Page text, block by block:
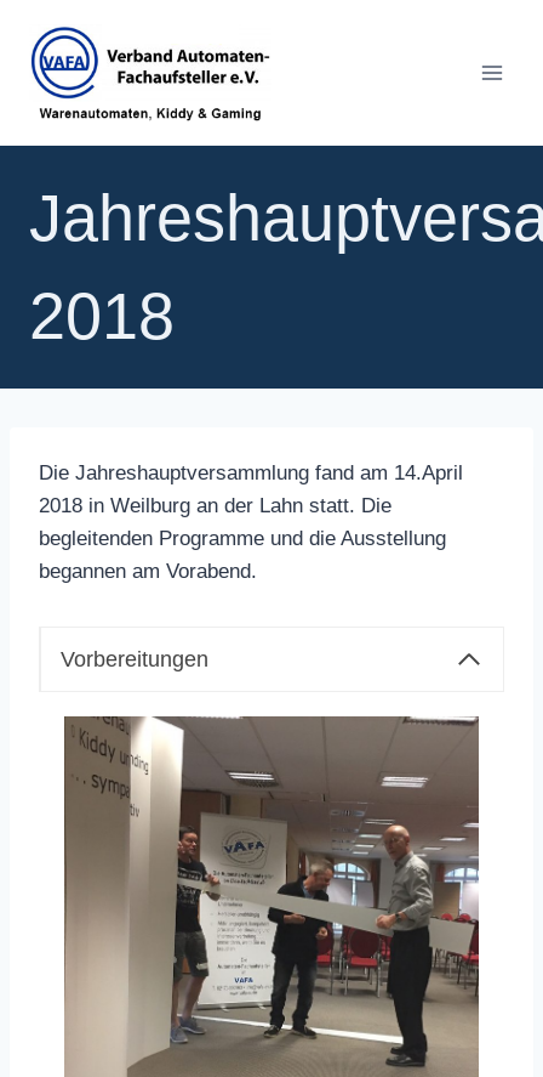
Inhalt
springen
2018
Die Jahreshauptversammlung fand am 14.April
2018 in Weilburg an der Lahn statt. Die
begleitenden Programme und die Ausstellung
begannen am Vorabend.
Vorbereitungen